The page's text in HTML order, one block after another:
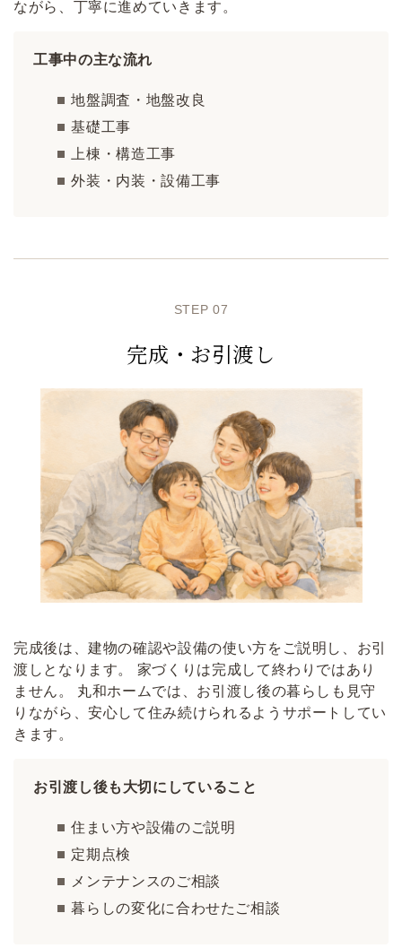
ながら、丁寧に進めていきます。
工事中の主な流れ
地盤調査・地盤改良
基礎工事
上棟・構造工事
外装・内装・設備工事
STEP 07
完成・お引渡し
完成後は、建物の確認や設備の使い方をご説明し、お引
渡しとなります。 家づくりは完成して終わりではあり
ません。 丸和ホームでは、お引渡し後の暮らしも見守
りながら、安心して住み続けられるようサポートしてい
きます。
お引渡し後も大切にしていること
住まい方や設備のご説明
定期点検
メンテナンスのご相談
暮らしの変化に合わせたご相談